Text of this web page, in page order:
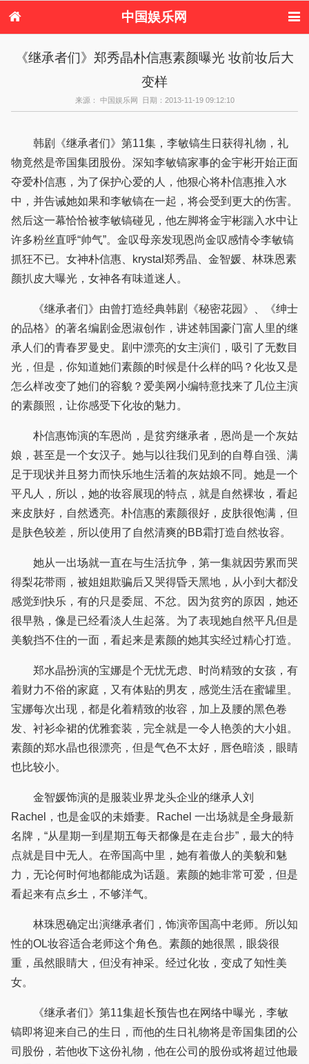
中国娱乐网
港台娱乐
日本娱乐 韩国娱乐
欧美娱乐
港台明星八卦
日本韩国明星
欧美明星八卦
《继承者们》郑秀晶朴信惠素颜曝光 妆前妆后大
变样
来源： 中国娱乐网 日期：2013-11-19 09:12:10
韩剧《继承者们》第11集，李敏镐生日获得礼物，礼
物竟然是帝国集团股份。深知李敏镐家事的金宇彬开始正面
夺爱朴信惠，为了保护心爱的人，他狠心将朴信惠推入水
中，并告诫她如果和李敏镐在一起，将会受到更大的伤害。
然后这一幕恰恰被李敏镐碰见，他左脚将金宇彬踹入水中让
许多粉丝直呼“帅气”。金叹母亲发现恩尚金叹感情令李敏镐
抓狂不已。女神朴信惠、krystal郑秀晶、金智媛、林珠恩素
颜扒皮大曝光，女神各有味道迷人。
《继承者们》由曾打造经典韩剧《秘密花园》、《绅士
的品格》的著名编剧金恩淑创作，讲述韩国豪门富人里的继
承人们的青春罗曼史。剧中漂亮的女主演们，吸引了无数目
光，但是，你知道她们素颜的时候是什么样的吗？化妆又是
怎么样改变了她们的容貌？爱美网小编特意找来了几位主演
的素颜照，让你感受下化妆的魅力。
朴信惠饰演的车恩尚，是贫穷继承者，恩尚是一个灰姑
娘，甚至是一个女汉子。她与以往我们见到的自尊自强、满
足于现状并且努力而快乐地生活着的灰姑娘不同。她是一个
平凡人，所以，她的妆容展现的特点，就是自然裸妆，看起
来皮肤好，自然透亮。朴信惠的素颜很好，皮肤很饱满，但
是肤色较差，所以使用了自然清爽的BB霜打造自然妆容。
她从一出场就一直在与生活抗争，第一集就因劳累而哭
得梨花带雨，被姐姐欺骗后又哭得昏天黑地，从小到大都没
感觉到快乐，有的只是委屈、不忿。因为贫穷的原因，她还
很早熟，像是已经看淡人生起落。为了表现她自然平凡但是
美貌挡不住的一面，看起来是素颜的她其实经过精心打造。
郑水晶扮演的宝娜是个无忧无虑、时尚精致的女孩，有
着财力不俗的家庭，又有体贴的男友，感觉生活在蜜罐里。
宝娜每次出现，都是化着精致的妆容，加上及腰的黑色卷
发、衬衫伞裙的优雅套装，完全就是一令人艳羡的大小姐。
素颜的郑水晶也很漂亮，但是气色不太好，唇色暗淡，眼睛
也比较小。
金智媛饰演的是服装业界龙头企业的继承人刘
Rachel，也是金叹的未婚妻。Rachel 一出场就是全身最新
名牌，“从星期一到星期五每天都像是在走台步”，最大的特
点就是目中无人。在帝国高中里，她有着傲人的美貌和魅
力，无论何时何地都能成为话题。素颜的她非常可爱，但是
看起来有点乡土，不够洋气。
林珠恩确定出演继承者们，饰演帝国高中老师。所以知
性的OL妆容适合老师这个角色。素颜的她很黑，眼袋很
重，虽然眼睛大，但没有神采。经过化妆，变成了知性美
女。
《继承者们》第11集超长预告也在网络中曝光，李敏
镐即将迎来自己的生日，而他的生日礼物将是帝国集团的公
司股份，若他收下这份礼物，他在公司的股份或将超过他最